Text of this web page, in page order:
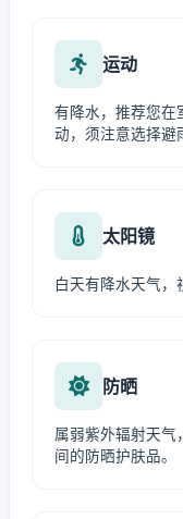
运动
有降水，推荐您在
动，须注意选择避
太阳镜
白天有降水天气，
防晒
属弱紫外辐射天气
间的防晒护肤品。